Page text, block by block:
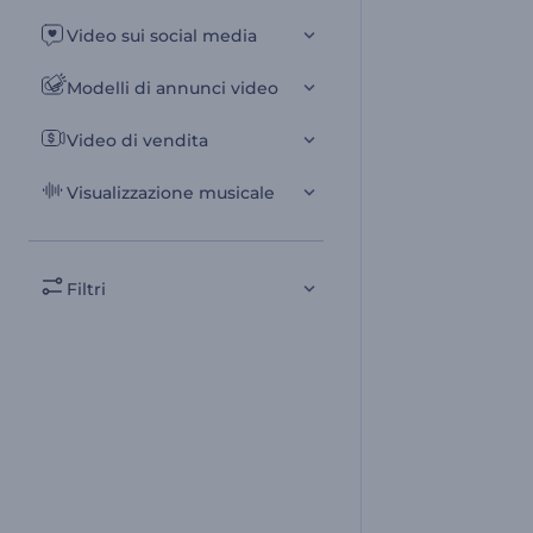
Video sui social media
Modelli di annunci video
Video di vendita
Visualizzazione musicale
Filtri